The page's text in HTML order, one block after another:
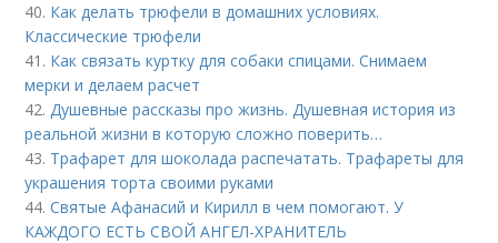
40. Как делать трюфели в домашних условиях.
Классические трюфели
41. Как связать куртку для собаки спицами. Снимаем
мерки и делаем расчет
42.Душевные рассказы про жизнь. Душевная история из
реальной жизни в которую сложно поверить…
43. Трафарет для шоколада распечатать. Трафареты для
украшения торта своими руками
44.Святые Афанасий и Кирилл в чем помогают. У
КАЖДОГО ЕСТЬ СВОЙ АНГЕЛ-ХРАНИТЕЛЬ